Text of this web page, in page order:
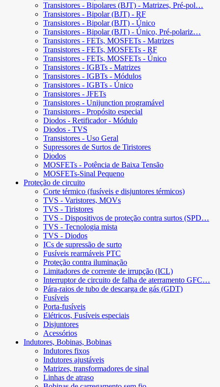
Transistores - Bipolares (BJT) - Matrizes, Pré-pol…
Transistores - Bipolar (BJT) - RF
Transistores - Bipolar (BJT) - Único
Transistores - Bipolar (BJT) - Único, Pré-polariz…
Transistores - FETs, MOSFETs - Matrizes
Transistores - FETs, MOSFETs - RF
Transistores - FETs, MOSFETs - Único
Transistores - IGBTs - Matrizes
Transistores - IGBTs - Módulos
Transistores - IGBTs - Único
Transistores - JFETs
Transistores - Unijunction programável
Transistores - Propósito especial
Diodos - Retificador - Módulo
Diodos - TVS
Transistores - Uso Geral
Supressores de Surtos de Tiristores
Diodos
MOSFETs - Potência de Baixa Tensão
MOSFETs-Sinal Pequeno
Proteção de circuito
Corte térmico (fusíveis e disjuntores térmicos)
TVS - Varistores, MOVs
TVS - Tiristores
TVS - Dispositivos de proteção contra surtos (SPD…
TVS - Tecnologia mista
TVS - Diodos
ICs de supressão de surto
Fusíveis rearmáveis ​​PTC
Proteção contra iluminação
Limitadores de corrente de irrupção (ICL)
Interruptor de circuito de falha de aterramento GFC…
Pára-raios de tubo de descarga de gás (GDT)
Fusíveis
Porta-fusíveis
Elétricos, Fusíveis especiais
Disjuntores
Acessórios
Indutores, Bobinas, Bobinas
Indutores fixos
Indutores ajustáveis
Matrizes, transformadores de sinal
Linhas de atraso